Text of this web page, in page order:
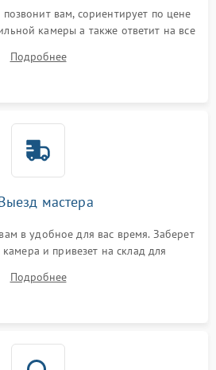
вам, сориентирует по цене
камеры а также ответит на все
Подробнее
мастера
в удобное для вас время. Заберет
и привезет на склад для
Подробнее